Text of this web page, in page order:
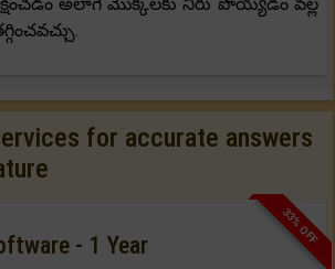
for accurate answers
33% OFF
- 1 Year